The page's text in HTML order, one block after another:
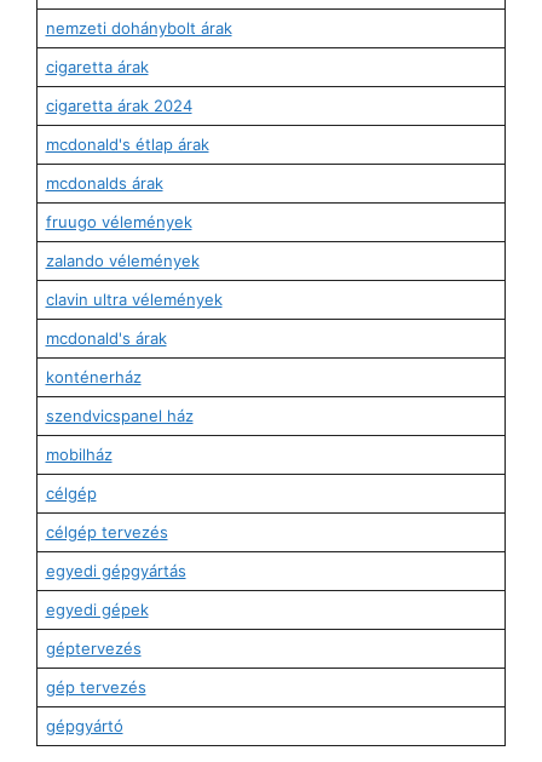
nemzeti dohánybolt árak
cigaretta árak
cigaretta árak 2024
mcdonald's étlap árak
mcdonalds árak
fruugo vélemények
zalando vélemények
clavin ultra vélemények
mcdonald's árak
konténerház
szendvicspanel ház
mobilház
célgép
célgép tervezés
egyedi gépgyártás
egyedi gépek
géptervezés
gép tervezés
gépgyártó